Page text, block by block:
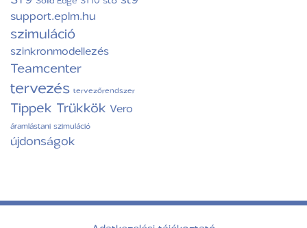
support.eplm.hu
szimuláció
szinkronmodellezés
Teamcenter
tervezés tervezőrendszer
Tippek Trükkök Vero
áramlástani szimuláció
újdonságok